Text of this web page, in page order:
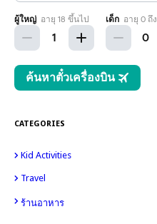
CATEGORIES
Kid Activities
Travel
ร้านอาหาร